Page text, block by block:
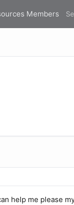
Members
help me please